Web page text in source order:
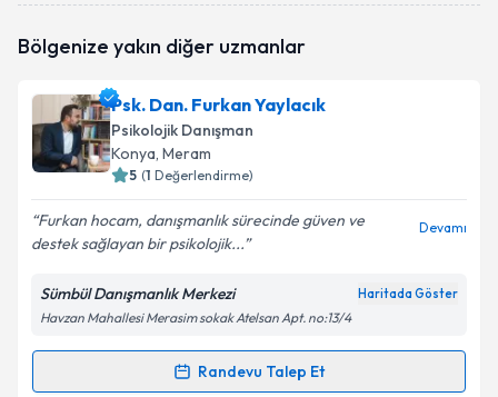
talebi oluşturun. Size bu uzmandan randevu almanız
bilgilendireceğiz.
E-posta Adresiniz
Kişisel verilerimin işlenmesine ilişkin
kapsamda işlenmesini kabul ediyorum.
Takvim Talebini Gönder
Bölgenize yakın diğer uzmanlar
Psk. Dan. Furkan Yaylacık
Psikolojik Danışman
Konya, Meram
5 (1 Değerlendirme)
Furkan hocam, danışmanlık sürecinde güven ve
destek sağlayan bir psikolojik...
Devamı
Sümbül Danışmanlık Merkezi Haritada Göster
Havzan Mahallesi Merasim sokak Atelsan Apt. no:13/4
Randevu Talep Et
Randevu Takvimi Talebi